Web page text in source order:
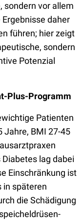
sondern vor allem
daher
führen; hier zeigt
sondern
Potenzial
Plus-Programm
Patienten
Jahre, BMI 27-45
lag dabei
Einschränkung ist
in späteren
die Schädigung